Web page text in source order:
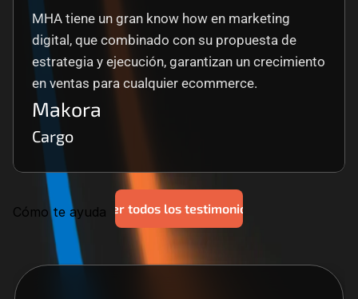
Ver todos los testimonios
MHA tiene un gran know how en marketing
digital, que combinado con su propuesta de
estrategia y ejecución, garantizan un crecimiento
en ventas para cualquier ecommerce.
Makora
Cargo
Cómo te ayuda